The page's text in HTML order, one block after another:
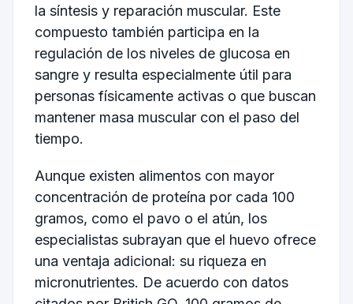
la síntesis y reparación muscular. Este
compuesto también participa en la
regulación de los niveles de glucosa en
sangre y resulta especialmente útil para
personas físicamente activas o que buscan
mantener masa muscular con el paso del
tiempo.
Aunque existen alimentos con mayor
concentración de proteína por cada 100
gramos, como el pavo o el atún, los
especialistas subrayan que el huevo ofrece
una ventaja adicional: su riqueza en
micronutrientes. De acuerdo con datos